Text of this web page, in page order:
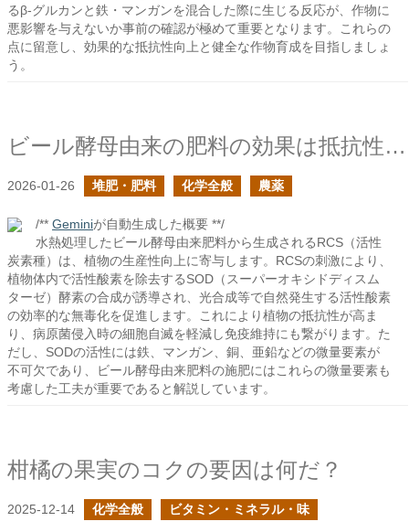
るβ-グルカンと鉄・マンガンを混合した際に生じる反応が、作物に
悪影響を与えないか事前の確認が極めて重要となります。これらの
点に留意し、効果的な抵抗性向上と健全な作物育成を目指しましょ
う。
ビール酵母由来の肥料の効果は抵抗性を高めること
2026-01-26 堆肥・肥料 化学全般 農薬
/** Geminiが自動生成した概要 **/
水熱処理したビール酵母由来肥料から生成されるRCS（活性
炭素種）は、植物の生産性向上に寄与します。RCSの刺激により、
植物体内で活性酸素を除去するSOD（スーパーオキシドディスム
ターゼ）酵素の合成が誘導され、光合成等で自然発生する活性酸素
の効率的な無毒化を促進します。これにより植物の抵抗性が高ま
り、病原菌侵入時の細胞自滅を軽減し免疫維持にも繋がります。た
だし、SODの活性には鉄、マンガン、銅、亜鉛などの微量要素が
不可欠であり、ビール酵母由来肥料の施肥にはこれらの微量要素も
考慮した工夫が重要であると解説しています。
柑橘の果実のコクの要因は何だ？
2025-12-14 化学全般 ビタミン・ミネラル・味